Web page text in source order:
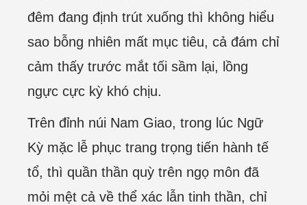
đêm đang định trút xuống thì không hiểu
sao bỗng nhiên mất mục tiêu, cả đám chỉ
cảm thấy trước mắt tối sầm lại, lồng
ngực cực kỳ khó chịu.
Trên đỉnh núi Nam Giao, trong lúc Ngữ
Kỳ mặc lễ phục trang trọng tiến hành tế
tổ, thì quần thần quỳ trên ngọ môn đã
mỏi mệt cả về thể xác lẫn tinh thần, chỉ